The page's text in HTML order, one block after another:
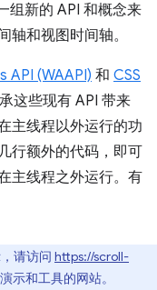
组新的 API 和概念来
轴和视图时间轴。
API (WAAPI) 和 CSS
这些现有 API 带来
主线程以外运行的功
行额外的代码，即可
主线程之外运行。有
请访问 https://scroll-
示和工具的网站。